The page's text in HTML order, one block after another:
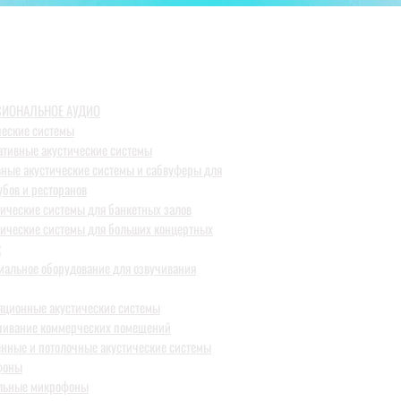
АУДИО
системы
акустические системы
акустические системы и сабвуферы для
и ресторанов
системы для банкетных залов
системы для больших концертных
оборудование для озвучивания
акустические системы
коммерческих помещений
и потолочные акустические системы
микрофоны